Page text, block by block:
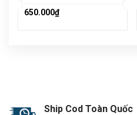
650.000₫
Ship Cod Toàn Quốc